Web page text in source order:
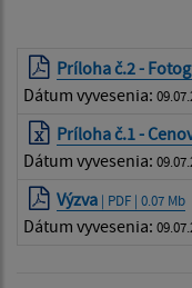
Príloha č.2 -
Dátum vyvesenia:
Príloha č.1 -
Dátum vyvesenia:
Výzva | PDF | 0.07 Mb
Dátum vyvesenia: